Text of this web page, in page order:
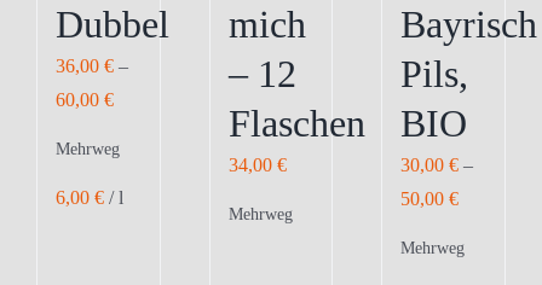
Dubbel
36,00 € –
60,00 €
Mehrweg
6,00 € /l
mich
– 12
Flaschen
34,00 €
Mehrweg
Bayrisch
Pils,
BIO
30,00€ –
50,00€
Mehrweg